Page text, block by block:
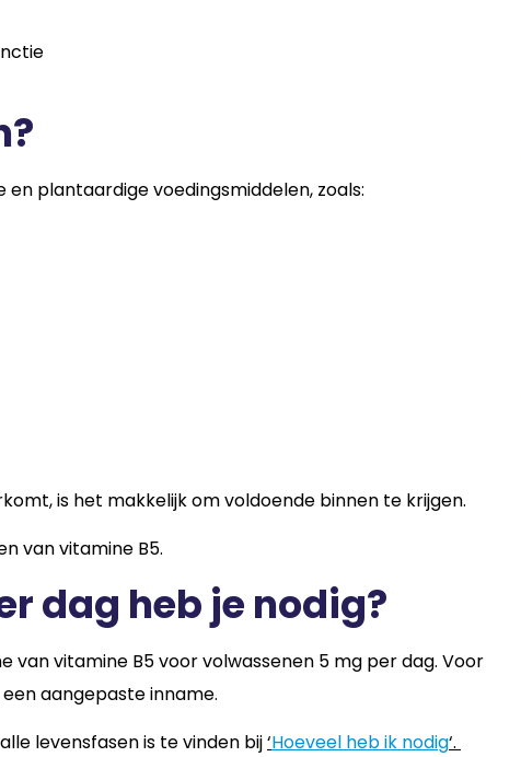
plantaardige voedingsmiddelen, zoals:
is het makkelijk om voldoende binnen te krijgen.
van vitamine B5.
dag heb je nodig?
van vitamine B5 voor volwassenen 5 mg per dag. Voor
aangepaste inname.
levensfasen is te vinden bij‘Hoeveel heb ik nodig‘.